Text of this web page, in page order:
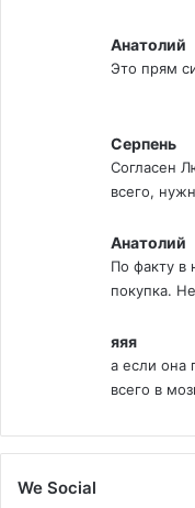
Анатолий
Это прям
Серпень
Согласен
всего,
Анатолий
По факту в
покупка.
яяя
а если она
всего в
We Social